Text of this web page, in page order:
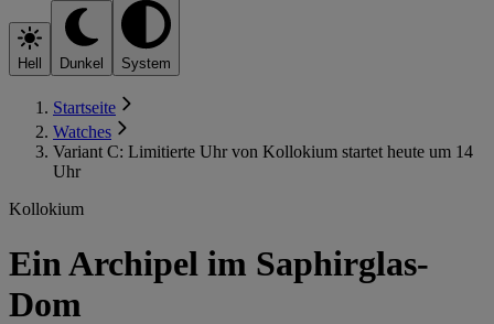
Hell Dunkel System
Startseite
Watches
Variant C: Limitierte Uhr von Kollokium startet heute um 14
Uhr
Kollokium
Ein Archipel im Saphirglas-
Dom